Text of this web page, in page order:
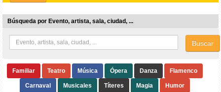
Búsqueda por Evento, artista, sala, ciudad, ...
Buscar
Familiar Teatro Música Ópera Danza Flamenco
Carnaval Musicales Títeres Magia Humor